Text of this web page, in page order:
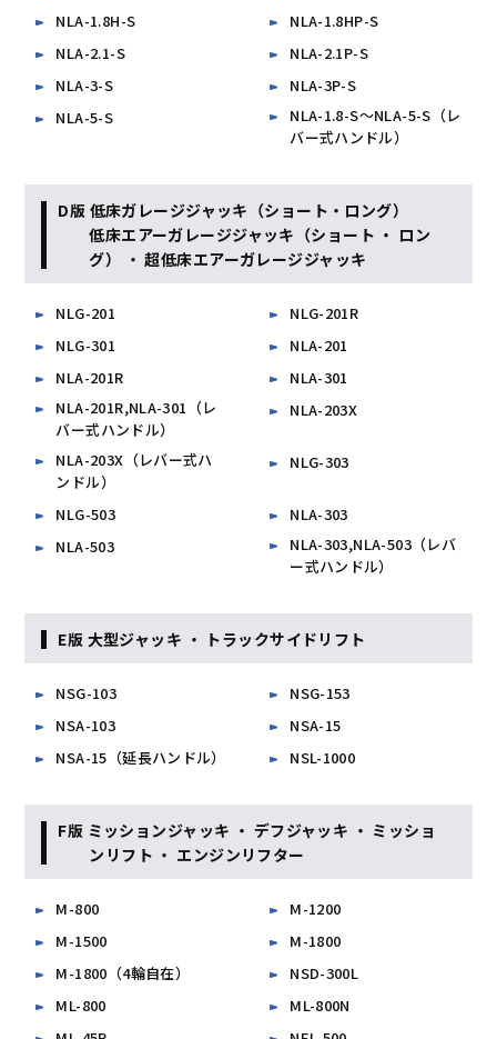
NLA-1.8H-S
NLA-1.8HP-S
NLA-2.1-S
NLA-2.1P-S
NLA-3-S
NLA-3P-S
NLA-5-S
NLA-1.8-S～NLA-5-S（レ
バー式ハンドル）
D版 低床ガレージジャッキ（ショート・ロング）
低床エアーガレージジャッキ（ショート ・ ロン
グ） ・ 超低床エアーガレージジャッキ
NLG-201
NLG-201R
NLG-301
NLA-201
NLA-201R
NLA-301
NLA-201R,NLA-301（レ
バー式ハンドル）
NLA-203X
NLA-203X（レバー式ハ
ンドル）
NLG-303
NLG-503
NLA-303
NLA-503
NLA-303,NLA-503（レバ
ー式ハンドル）
E版 大型ジャッキ ・ トラックサイドリフト
NSG-103
NSG-153
NSA-103
NSA-15
NSA-15（延長ハンドル）
NSL-1000
F版 ミッションジャッキ ・ デフジャッキ ・ ミッショ
ンリフト ・ エンジンリフター
M-800
M-1200
M-1500
M-1800
M-1800（4輪自在）
NSD-300L
ML-800
ML-800N